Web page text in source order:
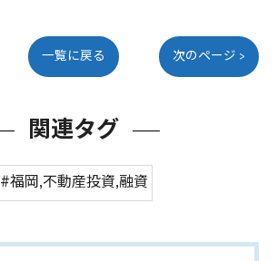
一覧に戻る 次のページ >
関連タグ
#福岡,不動産投資,融資